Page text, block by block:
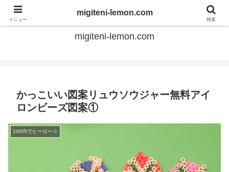
てのひらアイロンビーズ
migiteni-lemon.com
かっこいい図案リュウソウジャー無料アイ
ロンビーズ図案①
100均でヒーロー☆
メニュー
migiteni-lemon.com
検索